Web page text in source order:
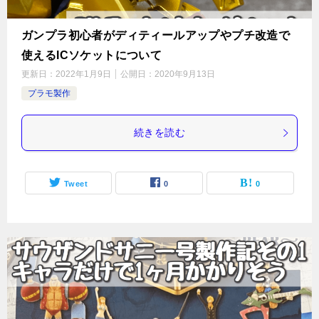
ガンプラ初心者がディティールアップやプチ改造で
使えるICソケットについて
更新日： 2022年1月9日 公開日： 2020年9月13日
プラモ製作
続きを読む
Tweet 0 0